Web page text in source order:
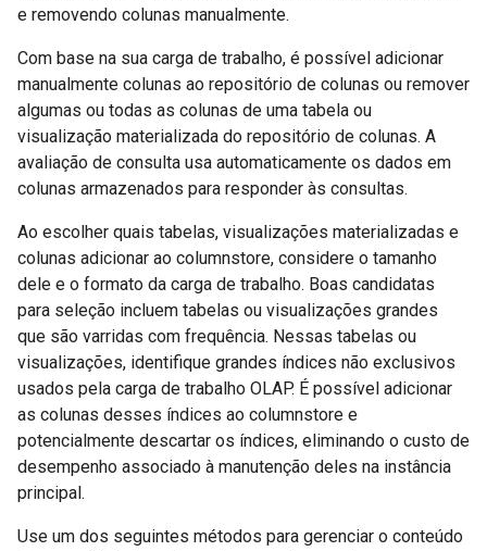
e removendo colunas manualmente.
Com base na sua carga de trabalho, é possível adicionar
manualmente colunas ao repositório de colunas ou remover
algumas ou todas as colunas de uma tabela ou
visualização materializada do repositório de colunas. A
avaliação de consulta usa automaticamente os dados em
colunas armazenados para responder às consultas.
Ao escolher quais tabelas, visualizações materializadas e
colunas adicionar ao columnstore, considere o tamanho
dele e o formato da carga de trabalho. Boas candidatas
para seleção incluem tabelas ou visualizações grandes
que são varridas com frequência. Nessas tabelas ou
visualizações, identifique grandes índices não exclusivos
usados pela carga de trabalho OLAP. É possível adicionar
as colunas desses índices ao columnstore e
potencialmente descartar os índices, eliminando o custo de
desempenho associado à manutenção deles na instância
principal.
Use um dos seguintes métodos para gerenciar o conteúdo